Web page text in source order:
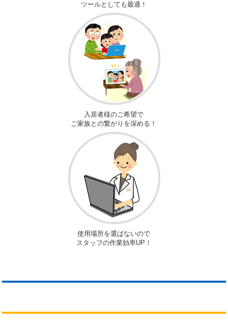
ツールとしても最適！
入居者様のご希望で
ご家族との繋がりを深める！
使用場所を選ばないので
スタッフの作業効率UP！